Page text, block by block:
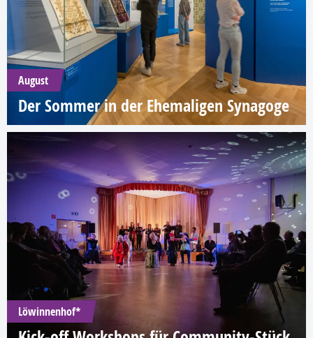
August
Der Sommer in der Ehemaligen Synagoge
Löwinnenhof*